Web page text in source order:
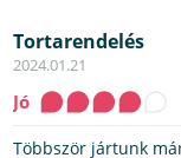
Tortarendelés
2024.01.21
Jó
Többször jártunk